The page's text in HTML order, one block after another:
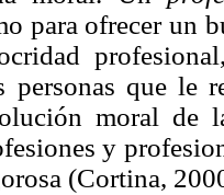
para ofrecer un
personas que le
moral de
y
(Cortina,